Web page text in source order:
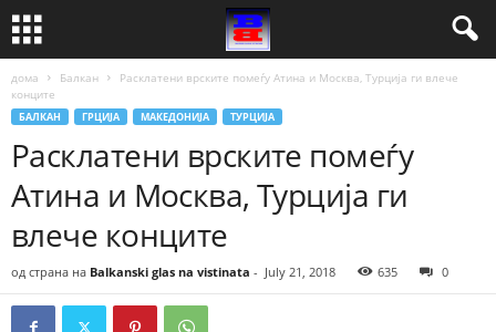
дома Балкан
Расклатени врските помеѓу Атина и Москва, Турција ги влече
конците
БАЛКАН ГРЦИЈА МАКЕДОНИЈА ТУРЦИЈА
Расклатени врските помеѓу
Атина и Москва, Турција ги
влече конците
од страна на Balkanski glas na vistinata - July 21, 2018 635 0